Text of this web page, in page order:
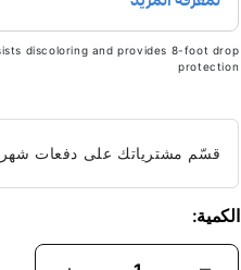
discoloring and provides 8-foot drop
protection
قسّم مشترياتك على دفعات
الكمية: